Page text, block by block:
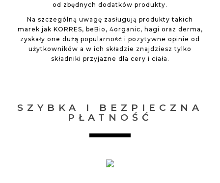
od zbędnych dodatków produkty.
Na szczególną uwagę zasługują produkty takich
marek jak KORRES, beBio, 4organic, hagi oraz derma,
zyskały one dużą popularność i pozytywne opinie od
użytkowników a w ich składzie znajdziesz tylko
składniki przyjazne dla cery i ciała.
SZYBKA I BEZPIECZNA
PŁATNOŚĆ